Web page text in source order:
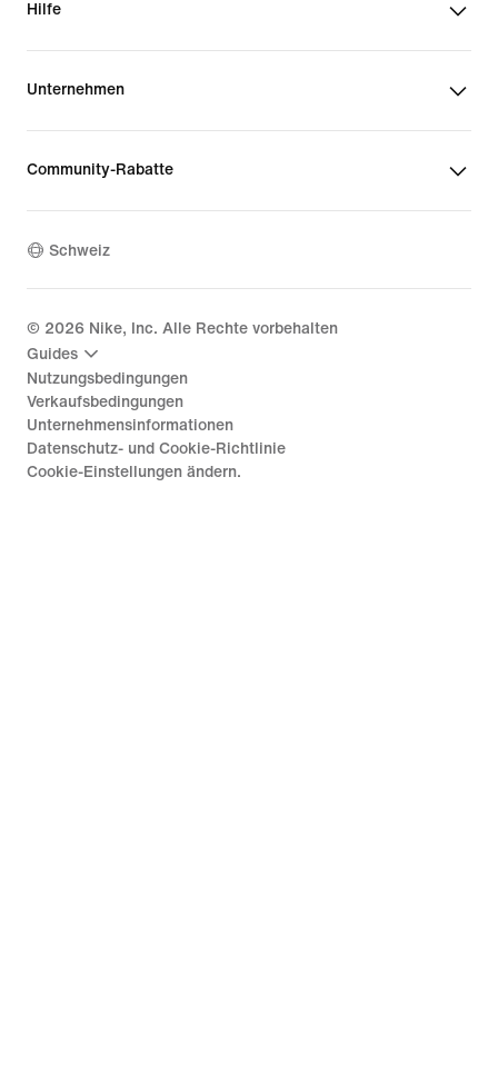
Hilfe
Unternehmen
Community-Rabatte
Schweiz
© 2026 Nike, Inc. Alle Rechte vorbehalten
Guides
Nutzungsbedingungen
Verkaufsbedingungen
Unternehmensinformationen
Datenschutz- und Cookie-Richtlinie
Cookie-Einstellungen ändern.